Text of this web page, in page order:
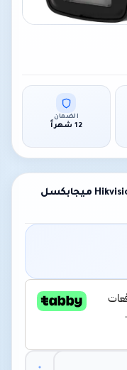
الضمان
12 شهراً
كاميرا Hikvision DS-2CD1083G2-LIU-B28 — 8 ميجابكسل